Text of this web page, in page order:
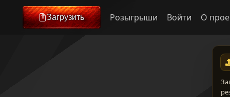
Загрузить Розыгрыши Войти О